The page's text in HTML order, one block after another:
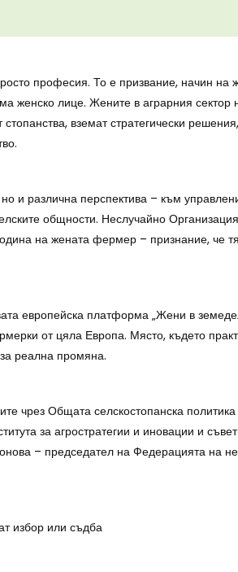
професия. То е призвание, начин на
женско лице. Жените в аграрния сектор
стопанства, вземат стратегически
и различна перспектива – към
общности. Неслучайно
на жената фермер – признание, че
европейска платформа „Жени в
от цяла Европа. Място, където
реална промяна.
чрез Общата селскостопанска
за агростратегии и иновации и
– председател на Федерацията на
избор или съдба